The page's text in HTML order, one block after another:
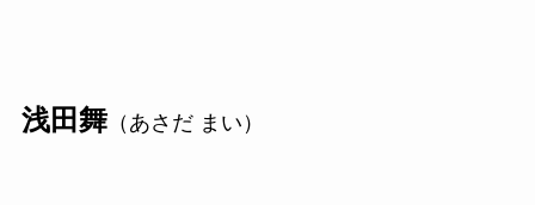
浅田舞（あさだ まい）